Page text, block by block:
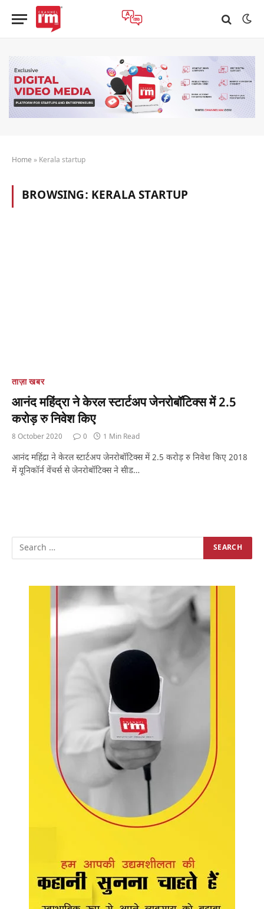
Home » Kerala startup
BROWSING: KERALA STARTUP
ताज़ा खबर
आनंद महिंद्रा ने केरल स्टार्टअप जेनरोबॉटिक्स में 2.5
करोड़ रु निवेश किए
8 October 2020 0 1 Min Read
आनंद महिंद्रा ने केरल स्टार्टअप जेनरोबॉटिक्स में 2.5 करोड़ रु निवेश किए 2018
में यूनिकॉर्न वेंचर्स से जेनरोबॉटिक्स ने सीड…